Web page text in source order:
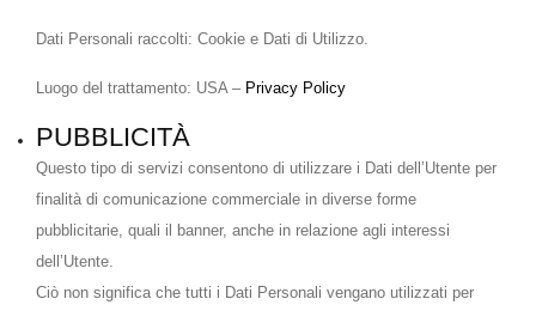
Dati Personali raccolti: Cookie e Dati di Utilizzo.
Luogo del trattamento: USA – Privacy Policy
PUBBLICITÀ
Questo tipo di servizi consentono di utilizzare i Dati dell’Utente per
finalità di comunicazione commerciale in diverse forme
pubblicitarie, quali il banner, anche in relazione agli interessi
dell’Utente.
Ciò non significa che tutti i Dati Personali vengano utilizzati per